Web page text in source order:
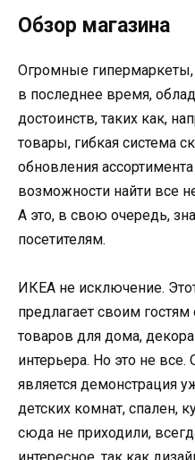
Обзор магазина
Огромные гипермаркеты,
в последнее время,
достоинств, таких как,
товары, гибкая система
обновления
возможности найти все
А это, в свою очередь,
посетителям.
ИКЕА не исключение.
предлагает своим
товаров для дома,
интерьера. Но это не
является демонстрация
детских комнат, спален,
сюда не приходили,
интересное, так как